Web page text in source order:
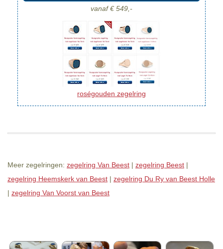
vanaf € 549,-
roségouden zegelring
Meer zegelringen: zegelring Van Beest | zegelring Beest |
zegelring Heemskerk van Beest | zegelring Du Ry van Beest Holle
| zegelring Van Voorst van Beest